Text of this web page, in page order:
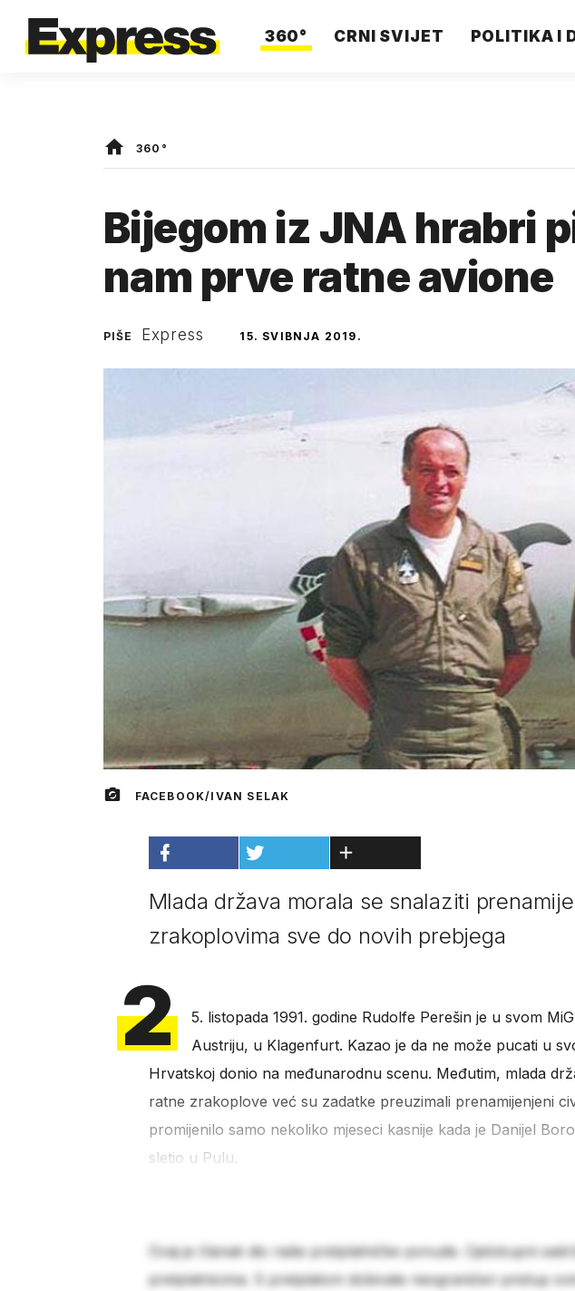
360° CRNI SVIJET POLITIKA I
360°
Bijegom iz JNA hrabri
nam prve ratne avione
PIŠE Express 15. SVIBNJA 2019.
FACEBOOK/IVAN SELAK
Mlada država morala se snalaziti
zrakoplovima sve do novih prebjega
2
5. listopada 1991. godine Rudolfe Perešin je u svom
Austriju, u Klagenfurt. Kazao je da ne može pucati u
Hrvatskoj donio na međunarodnu scenu. Međutim, mlada
ratne zrakoplove već su zadatke preuzimali prenamijenjeni
promijenilo samo nekoliko mjeseci kasnije kada je Danijel
sletio u Pulu.
Ovaj je članak dio naše pretplatničke ponude. Cjelokupni
pretplatnicima. S pretplatom dobivate neograničen pristup